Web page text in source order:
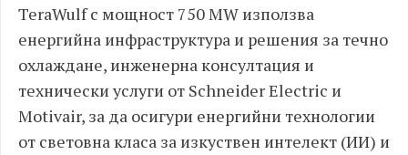
TeraWulf с мощност 750 MW използва
енергийна инфраструктура и решения за течно
охлаждане, инженерна консултация и
технически услуги от Schneider Electric и
Motivair, за да осигури енергийни технологии
от световна класа за изкуствен интелект (ИИ) и